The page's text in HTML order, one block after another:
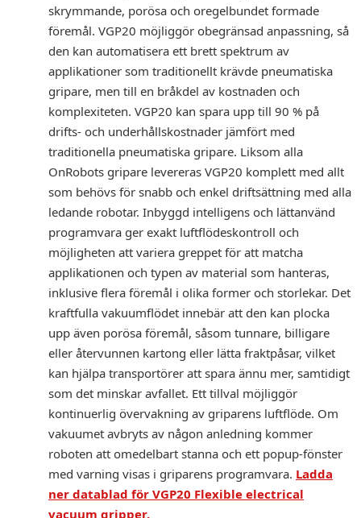
skrymmande, porösa och oregelbundet formade
föremål. VGP20 möjliggör obegränsad anpassning, så
den kan automatisera ett brett spektrum av
applikationer som traditionellt krävde pneumatiska
gripare, men till en bråkdel av kostnaden och
komplexiteten. VGP20 kan spara upp till 90 % på
drifts- och underhållskostnader jämfört med
traditionella pneumatiska gripare. Liksom alla
OnRobots gripare levereras VGP20 komplett med allt
som behövs för snabb och enkel driftsättning med alla
ledande robotar. Inbyggd intelligens och lättanvänd
programvara ger exakt luftflödeskontroll och
möjligheten att variera greppet för att matcha
applikationen och typen av material som hanteras,
inklusive flera föremål i olika former och storlekar. Det
kraftfulla vakuumflödet innebär att den kan plocka
upp även porösa föremål, såsom tunnare, billigare
eller återvunnen kartong eller lätta fraktpåsar, vilket
kan hjälpa transportörer att spara ännu mer, samtidigt
som det minskar avfallet. Ett tillval möjliggör
kontinuerlig övervakning av griparens luftflöde. Om
vakuumet avbryts av någon anledning kommer
roboten att omedelbart stanna och ett popup-fönster
med varning visas i griparens programvara. Ladda
ner datablad för VGP20 Flexible electrical
vacuum gripper.